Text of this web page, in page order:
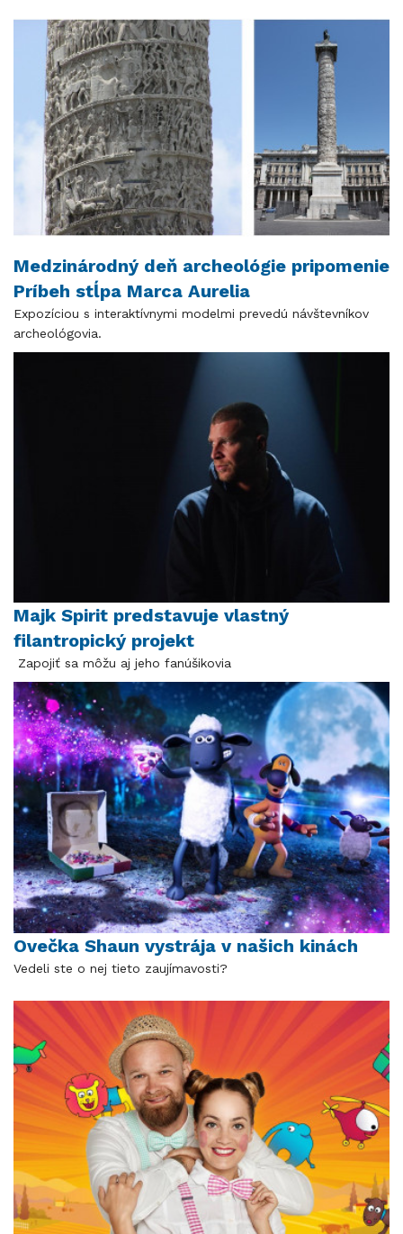
Medzinárodný deň archeológie pripomenie
Príbeh stĺpa Marca Aurelia
Expozíciou s interaktívnymi modelmi prevedú návštevníkov
archeológovia.
Majk Spirit predstavuje vlastný
filantropický projekt
Zapojiť sa môžu aj jeho fanúšikovia
Ovečka Shaun vystrája v našich kinách
Vedeli ste o nej tieto zaujímavosti?